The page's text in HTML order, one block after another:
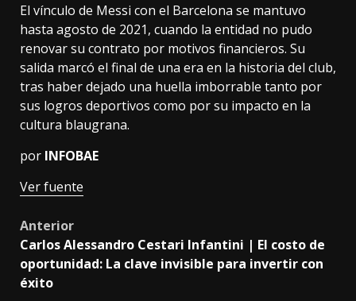
El vínculo de Messi con el Barcelona se mantuvo
hasta agosto de 2021, cuando la entidad no pudo
renovar su contrato por motivos financieros. Su
salida marcó el final de una era en la historia del club,
tras haber dejado una huella imborrable tanto por
sus logros deportivos como por su impacto en la
cultura blaugrana.
por INFOBAE
Ver fuente
Post
navigation
Anterior
Carlos Alessandro Cestari Infantini | El costo de
oportunidad: La clave invisible para invertir con
éxito